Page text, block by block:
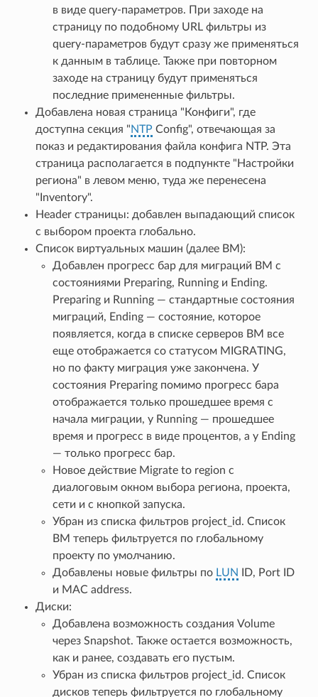
в виде query-параметров. При заходе на
страницу по подобному URL фильтры из
query-параметров будут сразу же применяться
к данным в таблице. Также при повторном
заходе на страницу будут применяться
последние примененные фильтры.
Добавлена новая страница "Конфиги", где
доступна секция "NTP Config", отвечающая за
показ и редактирования файла конфига NTP. Эта
страница располагается в подпункте "Настройки
региона" в левом меню, туда же перенесена
"Inventory".
Header страницы: добавлен выпадающий список
с выбором проекта глобально.
Список виртуальных машин (далее ВМ):
Добавлен прогресс бар для миграций ВМ с
состояниями Preparing, Running и Ending.
Preparing и Running — стандартные состояния
миграций, Ending — состояние, которое
появляется, когда в списке серверов ВМ все
еще отображается со статусом MIGRATING,
но по факту миграция уже закончена. У
состояния Preparing помимо прогресс бара
отображается только прошедшее время с
начала миграции, у Running — прошедшее
время и прогресс в виде процентов, а у Ending
— только прогресс бар.
Новое действие Migrate to region с
диалоговым окном выбора региона, проекта,
сети и с кнопкой запуска.
Убран из списка фильтров project_id. Список
ВМ теперь фильтруется по глобальному
проекту по умолчанию.
Добавлены новые фильтры по LUN
ID, Port ID
и MAC address.
Диски:
Добавлена возможность создания Volume
через Snapshot. Также остается возможность,
как и ранее, создавать его пустым.
Убран из списка фильтров project_id. Список
дисков теперь фильтруется по глобальному